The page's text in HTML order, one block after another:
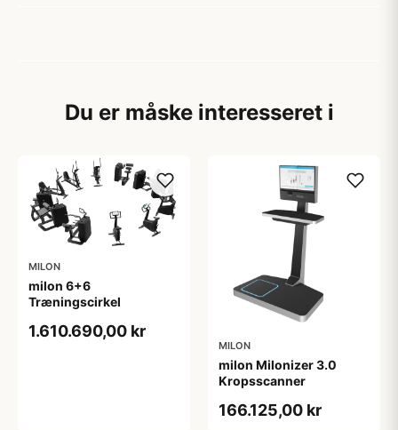
Du er måske interesseret i
MILON
milon 6+6
Træningscirkel
1.610.690,00 kr
MILON
milon Milonizer 3.0
Kropsscanner
166.125,00 kr